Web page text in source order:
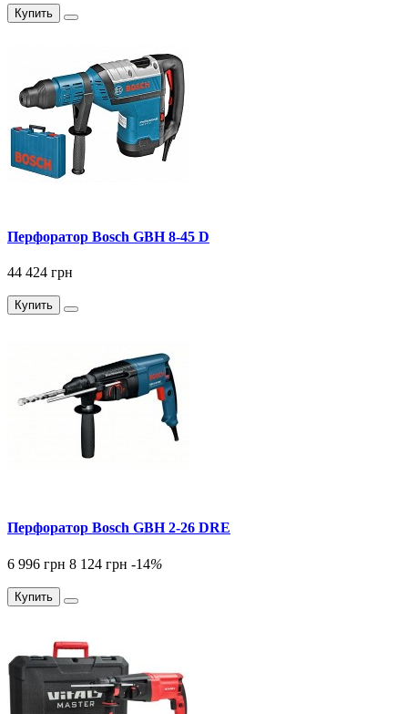
Купить
Перфоратор Bosch GBH 8-45 D
44 424 грн
Купить
Перфоратор Bosch GBH 2-26 DRE
6 996 грн 8 124 грн -14%
Купить